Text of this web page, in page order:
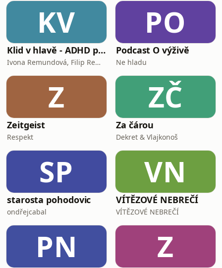
KV
Klid v hlavě - ADHD podcast
Ivona Remundová, Filip Remunda
PO
Podcast O výživě
Ne hladu
Z
Zeitgeist
Respekt
ZČ
Za čárou
Dekret & Vlajkonoš
SP
starosta pohodovic
ondřejcabal
VN
VÍTĚZOVÉ NEBREČÍ
VÍTĚZOVÉ NEBREČÍ
PN Z